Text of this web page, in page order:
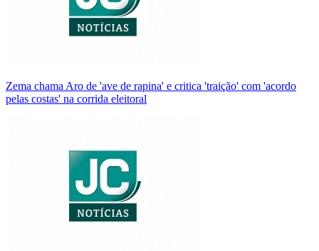
Zema chama Aro de 'ave de rapina' e critica 'traição' com 'acordo
pelas costas' na corrida eleitoral